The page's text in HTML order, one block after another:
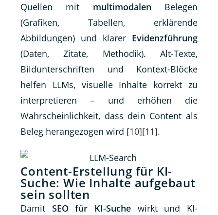
Quellen mit multimodalen Belegen
(Grafiken, Tabellen, erklärende
Abbildungen) und klarer Evidenzführung
(Daten, Zitate, Methodik). Alt-Texte,
Bildunterschriften und Kontext-Blöcke
helfen LLMs, visuelle Inhalte korrekt zu
interpretieren – und erhöhen die
Wahrscheinlichkeit, dass dein Content als
Beleg herangezogen wird [10][11].
Content-Erstellung für KI-
Suche: Wie Inhalte aufgebaut
sein sollten
Damit SEO für KI-Suche wirkt und KI-